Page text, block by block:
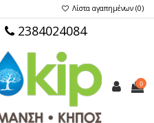
Λίστα αγαπημένων (0)
2384024084
0